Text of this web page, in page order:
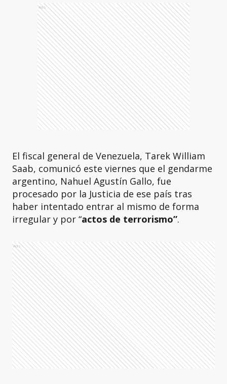
Ads
El fiscal general de Venezuela, Tarek William
Saab, comunicó este viernes que el gendarme
argentino, Nahuel Agustín Gallo, fue
procesado por la Justicia de ese país tras
haber intentado entrar al mismo de forma
irregular y por “actos de terrorismo”.
Ads